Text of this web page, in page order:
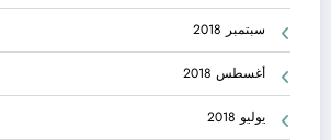
سبتمبر 2018
أغسطس 2018
يوليو 2018